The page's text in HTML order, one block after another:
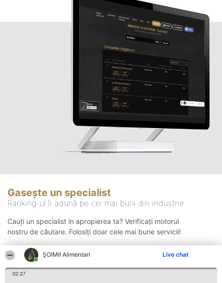
ŞOIMII Alimentari Live chat
02:27
Gasește un specialist
Ranking-ul îi adună pe cei mai buni din industrie
Cauți un specialist in apropierea ta? Verificați motorul
nostru de căutare. Folosiți doar cele mai bune servicii!